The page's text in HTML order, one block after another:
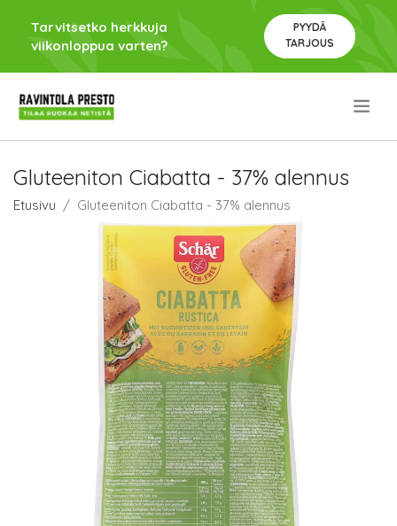
Tarvitsetko herkkuja
viikonloppua varten?
PYYDÄ
TARJOUS
Gluteeniton Ciabatta - 37% alennus
Etusivu Gluteeniton Ciabatta - 37% alennus